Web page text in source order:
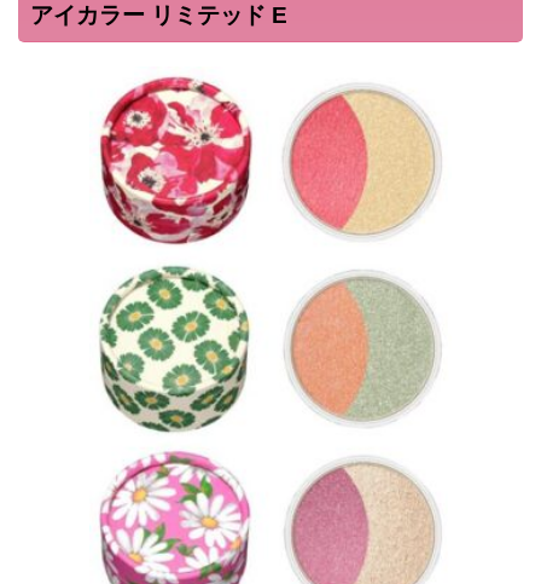
アイカラー リミテッド E